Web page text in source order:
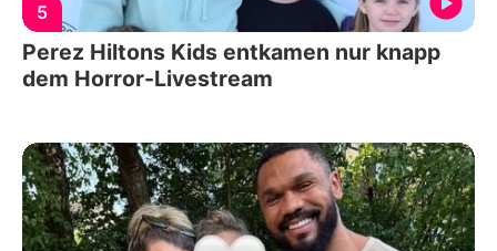
5
Perez Hiltons Kids entkamen nur knapp
dem Horror-Livestream